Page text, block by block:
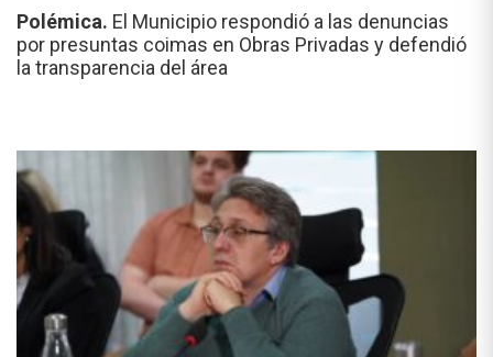
Polémica. El Municipio respondió a las denuncias
por presuntas coimas en Obras Privadas y defendió
la transparencia del área